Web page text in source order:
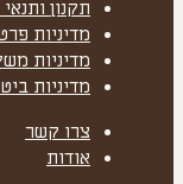
תקנון
מדיניות
מדיניות
מדיניות
צרו קשר
אודות